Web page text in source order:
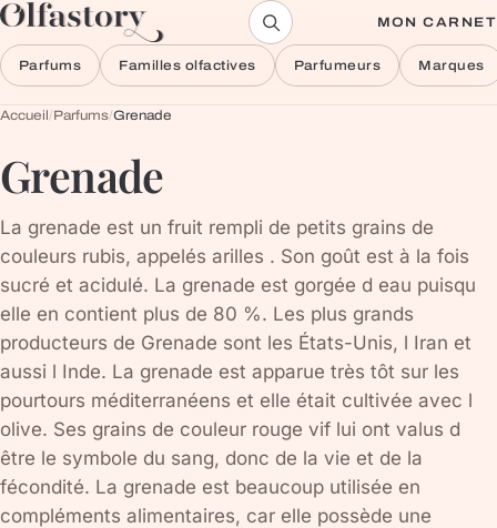
Aller au contenu MON CARNET
Parfums Familles olfactives Parfumeurs Marques
Accueil/Parfums/Grenade
Grenade
La grenade est un fruit rempli de petits grains de
couleurs rubis, appelés arilles . Son goût est à la fois
sucré et acidulé. La grenade est gorgée d eau puisqu
elle en contient plus de 80 %. Les plus grands
producteurs de Grenade sont les États-Unis, l Iran et
aussi l Inde. La grenade est apparue très tôt sur les
pourtours méditerranéens et elle était cultivée avec l
olive. Ses grains de couleur rouge vif lui ont valus d
être le symbole du sang, donc de la vie et de la
fécondité. La grenade est beaucoup utilisée en
compléments alimentaires, car elle possède une